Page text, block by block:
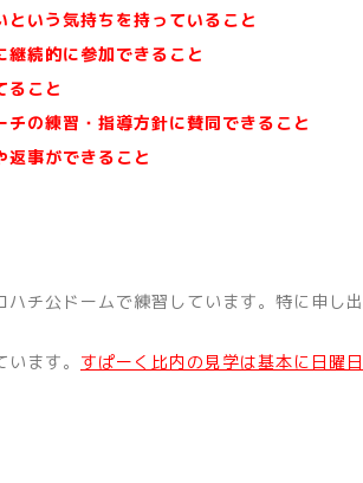
いう気持ちを持っていること
続的に参加できること
ること
の練習・指導方針に賛同できること
返事ができること
チ公ドームで練習しています。特に申し
ます。 すぱーく比内の見学は基本に日曜